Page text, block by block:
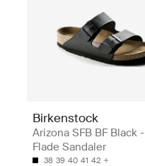
Birkenstock
Arizona SFB BF Black -
Flade Sandaler
38 39 40 41 42